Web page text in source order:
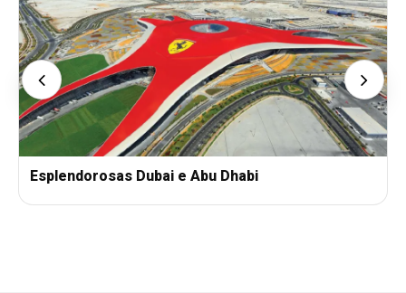
Esplendorosas Dubai e Abu Dhabi